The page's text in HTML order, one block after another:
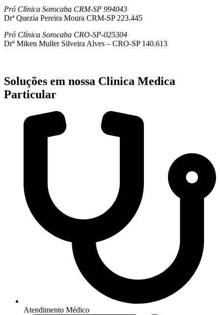
Pró Clínica Sorocaba CRM-SP 994043
Drª Quezia Pereira Moura CRM-SP 223.445
Pró Clínica Sorocaba CRO-SP-025304
Drº Miken Muller Silveira Alves – CRO-SP 140.613
Soluções em nossa Clinica Medica
Particular
Atendimento Médico